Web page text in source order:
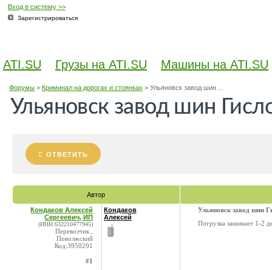
Вход в систему >>
Зарегистрироваться
ATI.SU Грузы на ATI.SU Машины на ATI.SU
Форумы> Криминал на дорогах и стоянках > Ульяновск завод шин ...
Ульяновск завод шин
ОТВЕТИТЬ
Автор
Кондаков Алексей
Сергеевич, ИП
(ИНН:632210477945)
Перевозчик ,
Поволжский
Код:3950291
#1
Кондаков
Алексей
Ульяновск завод шин
Погрузка занимает 1-2